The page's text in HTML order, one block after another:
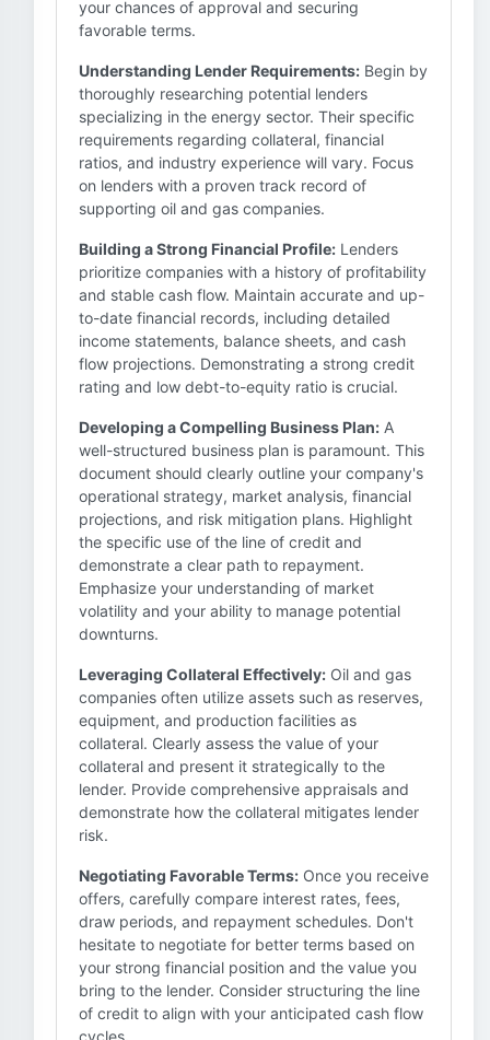
your chances of approval and securing
favorable terms.
Understanding Lender Requirements: Begin by
thoroughly researching potential lenders
specializing in the energy sector. Their specific
requirements regarding collateral, financial
ratios, and industry experience will vary. Focus
on lenders with a proven track record of
supporting oil and gas companies.
Building a Strong Financial Profile: Lenders
prioritize companies with a history of profitability
and stable cash flow. Maintain accurate and up-
to-date financial records, including detailed
income statements, balance sheets, and cash
flow projections. Demonstrating a strong credit
rating and low debt-to-equity ratio is crucial.
Developing a Compelling Business Plan: A
well-structured business plan is paramount. This
document should clearly outline your company's
operational strategy, market analysis, financial
projections, and risk mitigation plans. Highlight
the specific use of the line of credit and
demonstrate a clear path to repayment.
Emphasize your understanding of market
volatility and your ability to manage potential
downturns.
Leveraging Collateral Effectively: Oil and gas
companies often utilize assets such as reserves,
equipment, and production facilities as
collateral. Clearly assess the value of your
collateral and present it strategically to the
lender. Provide comprehensive appraisals and
demonstrate how the collateral mitigates lender
risk.
Negotiating Favorable Terms: Once you receive
offers, carefully compare interest rates, fees,
draw periods, and repayment schedules. Don't
hesitate to negotiate for better terms based on
your strong financial position and the value you
bring to the lender. Consider structuring the line
of credit to align with your anticipated cash flow
cycles.